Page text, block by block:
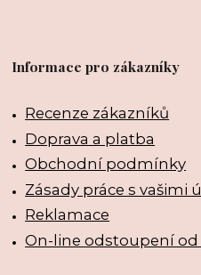
Informace pro zákazníky
Recenze zákazníků
Doprava a platba
Obchodní podmínky
Zásady práce s vašimi
Reklamace
On-line odstoupení